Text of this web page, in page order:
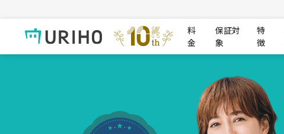
料
金
保証対
象
特
徴